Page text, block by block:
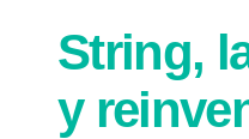
String,
y